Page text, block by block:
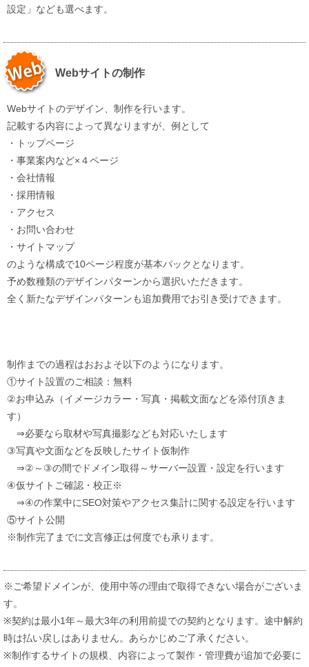
設定」なども選べます。
Webサイトの制作
Webサイトのデザイン、制作を行います。
記載する内容によって異なりますが、例として
・トップページ
・事業案内など×４ページ
・会社情報
・採用情報
・アクセス
・お問い合わせ
・サイトマップ
のような構成で10ページ程度が基本パックとなります。
予め数種類のデザインパターンから選択いただきます。
全く新たなデザインパターンも追加費用でお引き受けできます。
制作までの過程はおおよそ以下のようになります。
①サイト設置のご相談：無料
②お申込み（イメージカラー・写真・掲載文面などを添付頂きま
す）
⇒必要なら取材や写真撮影なども対応いたします
③写真や文面などを反映したサイト仮制作
⇒②～③の間でドメイン取得～サーバー設置・設定を行います
④仮サイトご確認・校正※
⇒④の作業中にSEO対策やアクセス集計に関する設定を行います
⑤サイト公開
※制作完了までに文言修正は何度でも承ります。
※ご希望ドメインが、使用中等の理由で取得できない場合がございま
す。
※契約は最小1年～最大3年の利用前提での契約となります。途中解約
時は払い戻しはありません。あらかじめご了承ください。
※制作するサイトの規模、内容によって製作・管理費が追加で必要に